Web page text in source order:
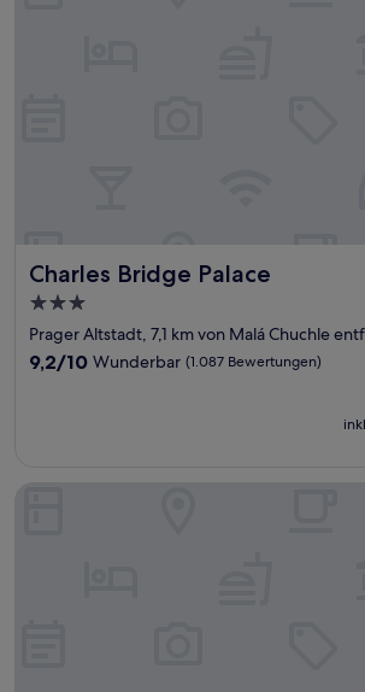
Charles Bridge Palace
Charles Bridge Palace
3.0-
Sterne-
Unterkunft
Prager Altstadt, 7,1 km von Malá Chuchle
9.2
9,2/10 Wunderbar (1.087 Bewertungen)
Hotel Belvedere